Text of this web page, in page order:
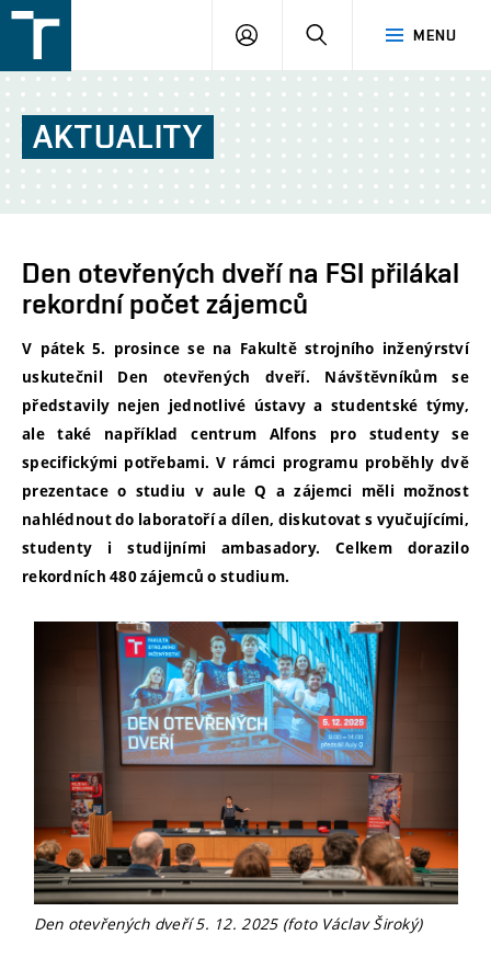
v
Brně
MENU
PŘIHLÁŠENÍ
AKTUALITY
Den otevřených dveří na FSI přilákal
rekordní počet zájemců
V pátek 5. prosince se na Fakultě strojního inženýrství
uskutečnil Den otevřených dveří. Návštěvníkům se
představily nejen jednotlivé ústavy a studentské týmy,
ale také napříkladcentrum Alfons pro studenty se
specifickými potřebami.V rámci programu proběhly dvě
prezentace o studiu v aule Q a zájemci měli možnost
nahlédnout do laboratoří a dílen, diskutovat s vyučujícími,
studenty i studijními ambasadory. Celkem dorazilo
rekordních 480 zájemců o studium.
Den otevřených dveří 5. 12. 2025 (foto Václav Široký)